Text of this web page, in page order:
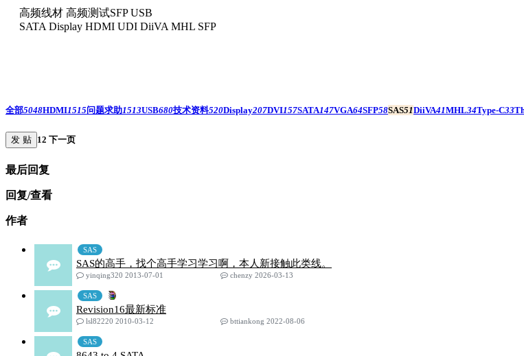
高频线材 高频测试SFP USB
SATA Display HDMI UDI DiiVA MHL SFP
全部5048HDMI1515问题求助1513USB680技术资料520Display207DVI157SATA147VGA64SFP58SAS51DiiVA41MHL34Type-C33
发 贴 12 下一页
最后回复
回复/查看
作者
SAS
SAS的高手，找个高手学习学习啊，本人新接触此类线。
yinqing320 2013-07-01
chenzy 2026-03-13
SAS
Revision16最新标准
lsl82220 2010-03-12
bttiankong 2022-08-06
SAS